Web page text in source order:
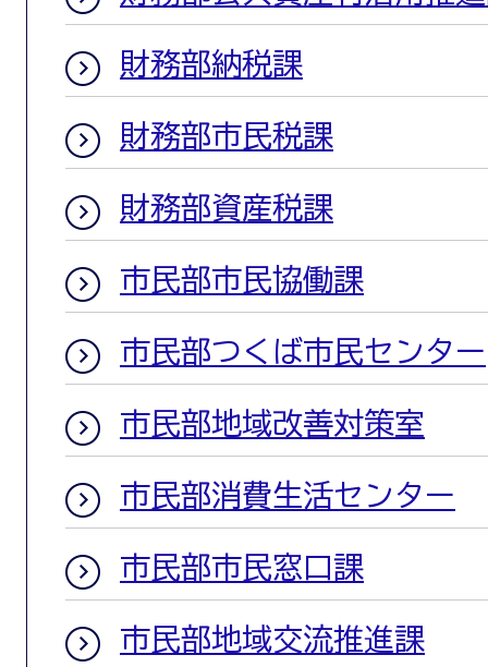
財務部納税課
財務部市民税課
財務部資産税課
市民部市民協働課
市民部つくば市民センター
市民部地域改善対策室
市民部消費生活センター
市民部市民窓口課
市民部地域交流推進課